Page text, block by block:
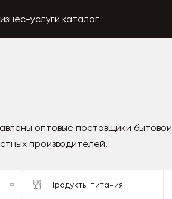
услуги каталог
оптовые поставщики бытовой
производителей.
Продукты питания